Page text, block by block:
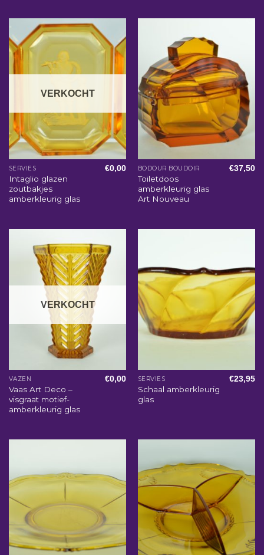
VERKOCHT
SERVIES
Intaglio glazen
zoutbakjes
amberkleurig glas
€0,00 BODOUR BOUDOIR
Toiletdoos
amberkleurig glas
Art Nouveau
€37,50
VERKOCHT
VAZEN
Vaas Art Deco –
visgraat motief-
amberkleurig glas
€0,00 SERVIES
Schaal amberkleurig
glas
€23,95